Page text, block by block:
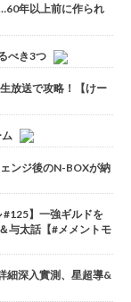
年以上前に作られ
べき3つ
放送で攻略！【けー
ンジ後のN-BOXが納
#125】一強ギルドを
与太話【#メメントモ
細深入實測、星超導&